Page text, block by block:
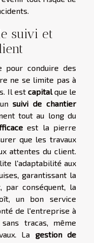
suivi et
pour conduire des
ne se limite pas à
Il est capital que le
unsuivi de chantier
tout au long du
est la pierre
que les travaux
attentes du client.
l'adaptabilité aux
garantissant la
conséquent, la
un bon service
de l'entreprise à
tracas, même
La gestion de